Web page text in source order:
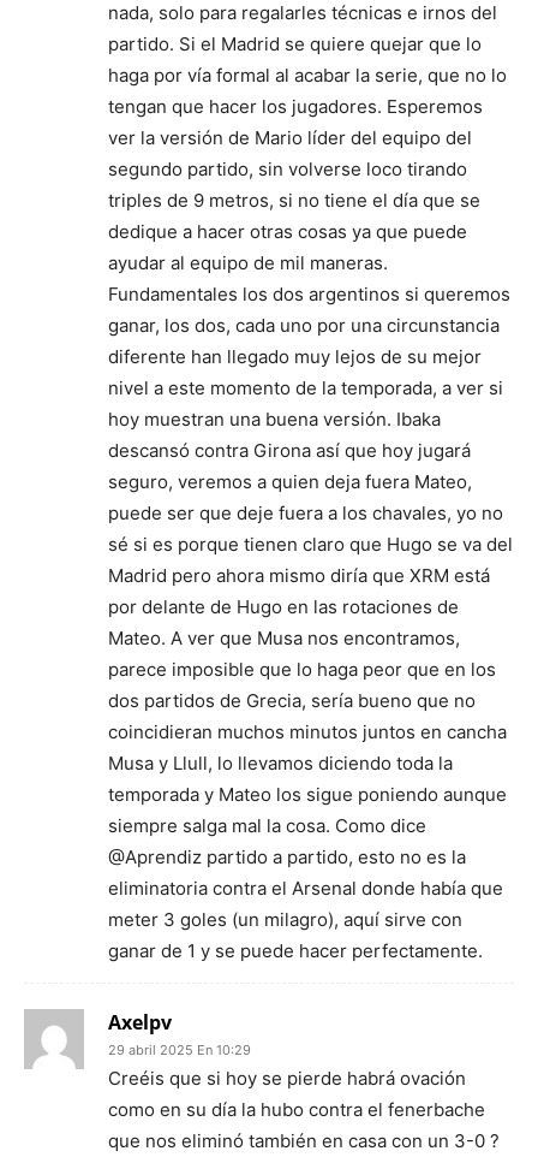
nada, solo para regalarles técnicas e irnos del
partido. Si el Madrid se quiere quejar que lo
haga por vía formal al acabar la serie, que no lo
tengan que hacer los jugadores. Esperemos
ver la versión de Mario líder del equipo del
segundo partido, sin volverse loco tirando
triples de 9 metros, si no tiene el día que se
dedique a hacer otras cosas ya que puede
ayudar al equipo de mil maneras.
Fundamentales los dos argentinos si queremos
ganar, los dos, cada uno por una circunstancia
diferente han llegado muy lejos de su mejor
nivel a este momento de la temporada, a ver si
hoy muestran una buena versión. Ibaka
descansó contra Girona así que hoy jugará
seguro, veremos a quien deja fuera Mateo,
puede ser que deje fuera a los chavales, yo no
sé si es porque tienen claro que Hugo se va del
Madrid pero ahora mismo diría que XRM está
por delante de Hugo en las rotaciones de
Mateo. A ver que Musa nos encontramos,
parece imposible que lo haga peor que en los
dos partidos de Grecia, sería bueno que no
coincidieran muchos minutos juntos en cancha
Musa y Llull, lo llevamos diciendo toda la
temporada y Mateo los sigue poniendo aunque
siempre salga mal la cosa. Como dice
@Aprendiz partido a partido, esto no es la
eliminatoria contra el Arsenal donde había que
meter 3 goles (un milagro), aquí sirve con
ganar de 1 y se puede hacer perfectamente.
Axelpv
29 abril 2025 En 10:29
Creéis que si hoy se pierde habrá ovación
como en su día la hubo contra el fenerbache
que nos eliminó también en casa con un 3-0 ?